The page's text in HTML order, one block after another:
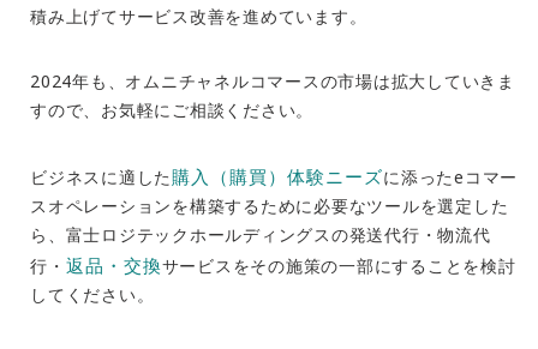
積み上げてサービス改善を進めています。
2024年も、オムニチャネルコマースの市場は拡大していきま
すので、お気軽にご相談ください。
ビジネスに適した購入（購買）体験ニーズに添ったeコマー
スオペレーションを構築するために必要なツールを選定した
ら、富士ロジテックホールディングスの発送代行・物流代
行・ 返品・交換サービスをその施策の一部にすることを検討
してください。